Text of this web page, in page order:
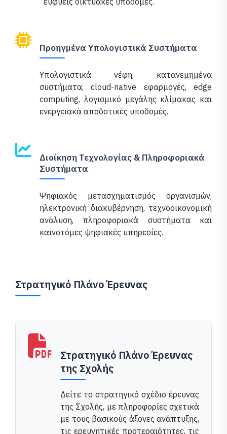
Προηγμένα Υπολογιστικά Συστήματα
Υπολογιστικά νέφη, κατανεμημένα
συστήματα, cloud-native εφαρμογές, edge
computing, λογισμικό μεγάλης κλίμακας και
ενεργειακά αποδοτικές υποδομές.
Διοίκηση Τεχνολογίας & Πληροφοριακά
Συστήματα
Ψηφιακός μετασχηματισμός οργανισμών,
ηλεκτρονική διακυβέρνηση, τεχνοοικονομική
ανάλυση, πληροφοριακά συστήματα και
καινοτόμες ψηφιακές υπηρεσίες.
Στρατηγικό Πλάνο Έρευνας
Στρατηγικό Πλάνο Έρευνας
της Σχολής
Δείτε το στρατηγικό σχέδιο έρευνας
της Σχολής, με πληροφορίες σχετικά
με τους βασικούς άξονες ανάπτυξης,
τις ερευνητικές προτεραιότητες, τις